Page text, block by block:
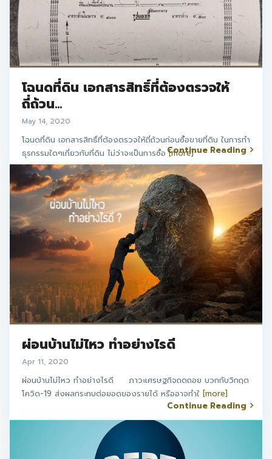
โฉนดที่ดิน เอกสารสิทธิ์ที่ต้องตรวจให้
ถี่ถ้วน...
May 14, 2020
โฉนดที่ดิน เอกสารสิทธิ์ที่ต้องตรวจให้ถี่ถ้วนก่อนซื้อขายที่ดิน ในการทำ
ธุรกรรมใดๆเกี่ยวกับที่ดิน ไม่ว่าจะเป็นการซื้อ[more]
Continue Reading
ผ่อนบ้านไม่ไหว ทำอย่างไรดี
Apr 11, 2020
ผ่อนบ้านไม่ไหว ทำอย่างไรดี ภาวะเศรษฐกิจถดถอย บวกกับวิกฤต
โควิด-19 ส่งผลกระทบต่อยอดของรายได้ หรืออาจทำใ [more]
Continue Reading